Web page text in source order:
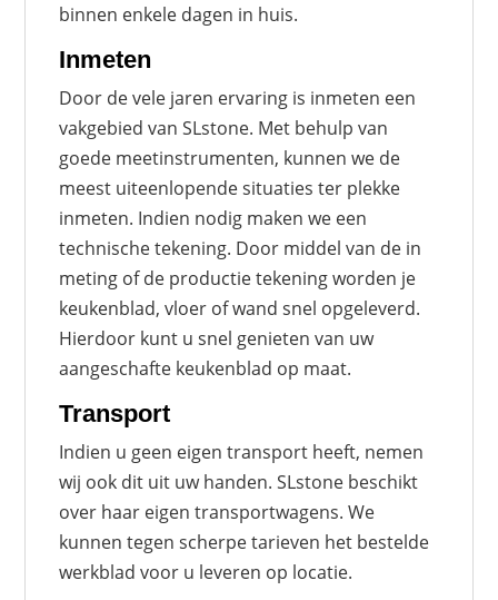
binnen enkele dagen in huis.
Inmeten
Door de vele jaren ervaring is inmeten een
vakgebied van SLstone. Met behulp van
goede meetinstrumenten, kunnen we de
meest uiteenlopende situaties ter plekke
inmeten. Indien nodig maken we een
technische tekening. Door middel van de in
meting of de productie tekening worden je
keukenblad, vloer of wand snel opgeleverd.
Hierdoor kunt u snel genieten van uw
aangeschafte keukenblad op maat.
Transport
Indien u geen eigen transport heeft, nemen
wij ook dit uit uw handen. SLstone beschikt
over haar eigen transportwagens. We
kunnen tegen scherpe tarieven het bestelde
werkblad voor u leveren op locatie.